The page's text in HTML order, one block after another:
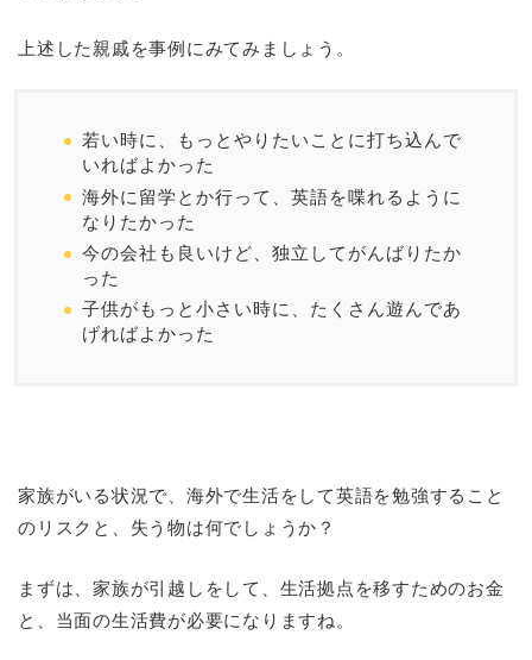
上述した親戚を事例にみてみましょう。
若い時に、もっとやりたいことに打ち込んで
いればよかった
海外に留学とか行って、英語を喋れるように
なりたかった
今の会社も良いけど、独立してがんばりたか
った
子供がもっと小さい時に、たくさん遊んであ
げればよかった
家族がいる状況で、海外で生活をして英語を勉強すること
のリスクと、失う物は何でしょうか？
まずは、家族が引越しをして、生活拠点を移すためのお金
と、当面の生活費が必要になりますね。